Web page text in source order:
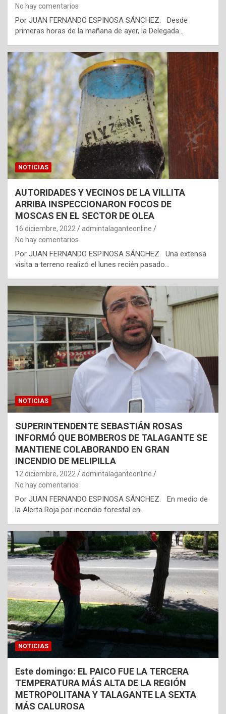
No hay comentarios
Por JUAN FERNANDO ESPINOSA SÁNCHEZ. Desde
primeras horas de la mañana de ayer, la Delegada…
NOTICIAS
AUTORIDADES Y VECINOS DE LA VILLITA
ARRIBA INSPECCIONARON FOCOS DE
MOSCAS EN EL SECTOR DE OLEA
16 diciembre, 2022
admintalaganteonline
No hay comentarios
Por JUAN FERNANDO ESPINOSA SÁNCHEZ Una extensa
visita a terreno realizó el lunes recién pasado…
NOTICIAS
SUPERINTENDENTE SEBASTIÁN ROSAS
INFORMÓ QUE BOMBEROS DE TALAGANTE SE
MANTIENE COLABORANDO EN GRAN
INCENDIO DE MELIPILLA
12 diciembre, 2022
admintalaganteonline
No hay comentarios
Por JUAN FERNANDO ESPINOSA SÁNCHEZ. En medio de
la Alerta Roja por incendio forestal en…
NOTICIAS
Este domingo: EL PAICO FUE LA TERCERA
TEMPERATURA MÁS ALTA DE LA REGIÓN
METROPOLITANA Y TALAGANTE LA SEXTA
MÁS CALUROSA